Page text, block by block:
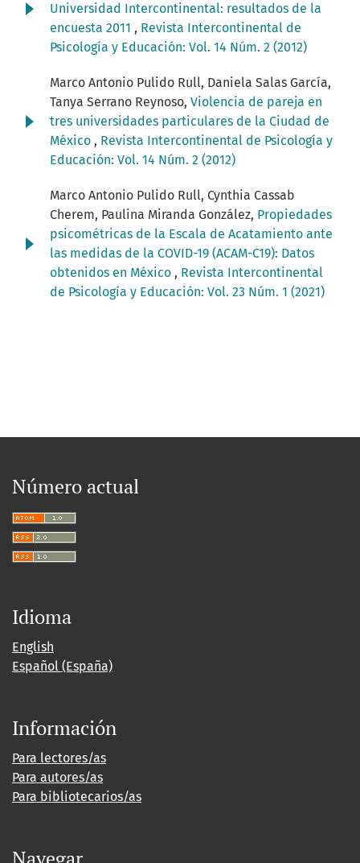
Universidad Intercontinental: resultados de la
encuesta 2011 , Revista Intercontinental de
Psicología y Educación: Vol. 14 Núm. 2 (2012)
Marco Antonio Pulido Rull, Daniela Salas García,
Tanya Serrano Reynoso, Violencia de pareja en
tres universidades particulares de la Ciudad de
México , Revista Intercontinental de Psicología y
Educación: Vol. 14 Núm. 2 (2012)
Marco Antonio Pulido Rull, Cynthia Cassab
Cherem, Paulina Miranda González, Propiedades
psicométricas de la Escala de Acatamiento ante
las medidas de la COVID-19 (ACAM-C19): Datos
obtenidos en México , Revista Intercontinental
de Psicología y Educación: Vol. 23 Núm. 1 (2021)
Número actual
Idioma
English
Español (España)
Información
Para lectores/as
Para autores/as
Para bibliotecarios/as